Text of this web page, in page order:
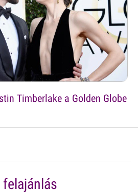
Timberlake a Golden Globe